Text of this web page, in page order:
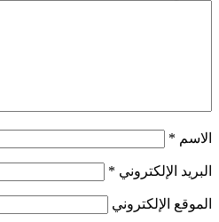
الاسم *
البريد الإلكتروني *
الموقع الإلكتروني